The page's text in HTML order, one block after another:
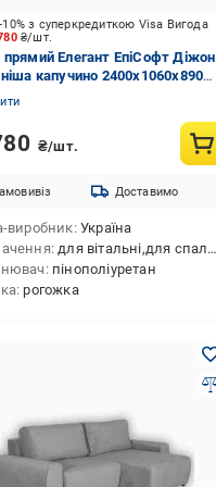
₴/шт.
з суперкредиткою Visa Вигода
Елегант ЕпіСофт Діжон
капучино 2400x1060x890
₴/шт.
Доставимо
виробник Україна
для вітальні,для спальні,для дому
пінополіуретан
рогожка